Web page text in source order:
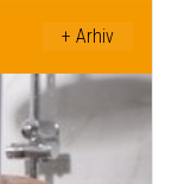
+ Arhiv